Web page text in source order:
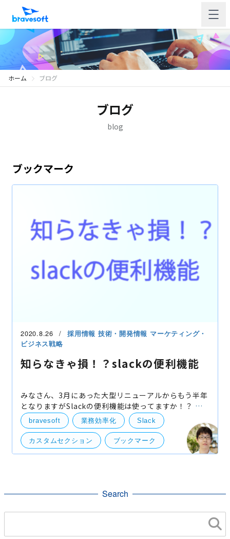
ホーム ブログ
ブログ
blog
ブックマーク
2020.8.26 採用情報 技術・開発情報 マーケティング・
ビジネス戦略
知らなきゃ損！？slackの便利機能
みなさん、3月にあった大型リニューアルからもう半年
となりますがSlackの便利機能は使ってますか！？ 弊
社もslackを導入しているので、知らなきゃ損！？な
slackの便利機能についていくつか紹介したいと思いま
す。
bravesoft 業務効率化 Slack
カスタムセクション ブックマーク
Search